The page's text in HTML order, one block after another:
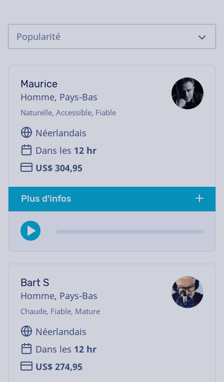
Maurice
Homme, Pays-Bas
Naturelle, Accessible, Fiable
Néerlandais
Dans les 12 hr
US$ 304,95
Plus d'infos
Bart S
Homme, Pays-Bas
Chaude, Fiable, Mature
Néerlandais
Dans les 12 hr
US$ 274,95